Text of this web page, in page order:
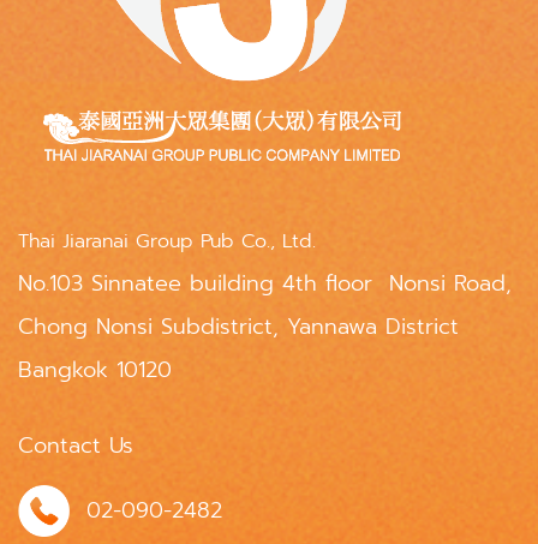
Thai Jiaranai Group Pub Co., Ltd.
No.103 Sinnatee building 4th floor Nonsi Road,
Chong Nonsi Subdistrict, Yannawa District
Bangkok 10120
Contact Us
02-090-2482